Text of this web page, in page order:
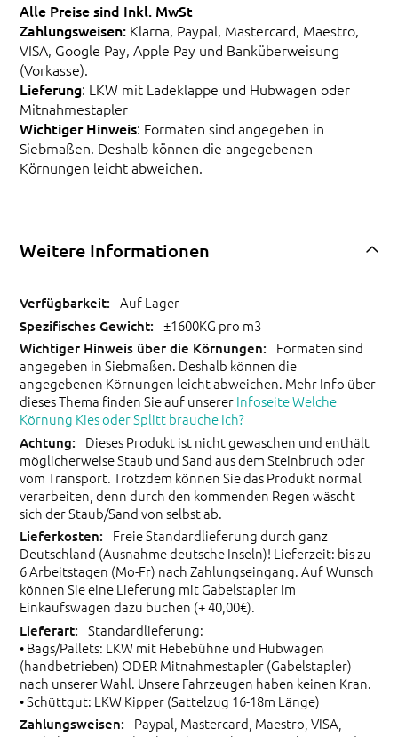
Alle Preise sind Inkl. MwSt
Zahlungsweisen: Klarna, Paypal, Mastercard, Maestro,
VISA, Google Pay, Apple Pay und Banküberweisung
(Vorkasse).
Lieferung: LKW mit Ladeklappe und Hubwagen oder
Mitnahmestapler
Wichtiger Hinweis: Formaten sind angegeben in
Siebmaßen. Deshalb können die angegebenen
Körnungen leicht abweichen.
Weitere Informationen
Auf Lager
±1600KG pro m3
Formaten sind
angegeben in Siebmaßen. Deshalb können die
angegebenen Körnungen leicht abweichen. Mehr Info über
dieses Thema finden Sie auf unsererInfoseite Welche
Körnung Kies oder Splitt brauche Ich?
Dieses Produkt ist nicht gewaschen und enthält
möglicherweise Staub und Sand aus dem Steinbruch oder
vom Transport. Trotzdem können Sie das Produkt normal
verarbeiten, denn durch den kommenden Regen wäscht
sich der Staub/Sand von selbst ab.
Freie Standardlieferung durch ganz
Deutschland (Ausnahme deutsche Inseln)! Lieferzeit: bis zu
6 Arbeitstagen (Mo-Fr) nach Zahlungseingang. Auf Wunsch
können Sie eine Lieferung mit Gabelstapler im
Einkaufswagen dazu buchen (+ 40,00€).
Standardlieferung:
• Bags/Pallets: LKW mit Hebebühne und Hubwagen
(handbetrieben) ODER Mitnahmestapler (Gabelstapler)
nach unserer Wahl. Unsere Fahrzeugen haben keinen Kran.
• Schüttgut: LKW Kipper (Sattelzug 16-18m Länge)
Paypal, Mastercard, Maestro, VISA,